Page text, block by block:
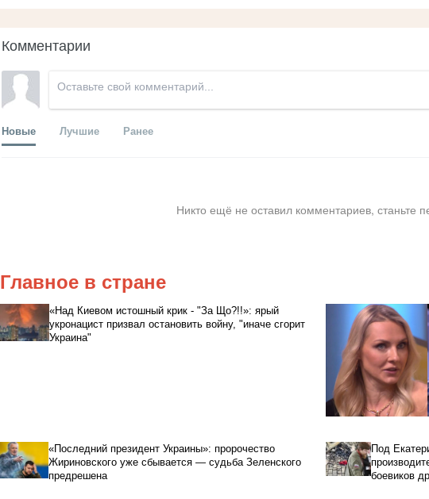
Комментарии
Новые Лучшие Ранее
Никто ещё не оставил комментариев, станьте
Главное в стране
«Над Киевом истошный крик - "За Що?!!»: ярый
укронацист призвал остановить войну, "иначе сгорит
Украина"
«Последний президент Украины»: пророчество
Жириновского уже сбывается — судьба Зеленского
предрешена
Под
боевиков